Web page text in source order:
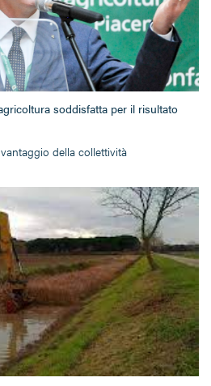
soddisfatta per il risultato
della collettività